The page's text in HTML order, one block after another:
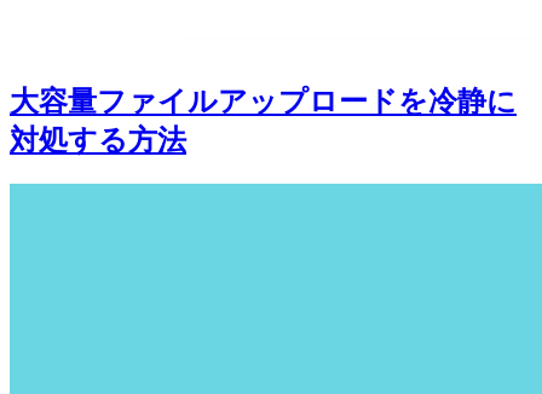
大容量ファイルアップロードを冷静に
対処する方法